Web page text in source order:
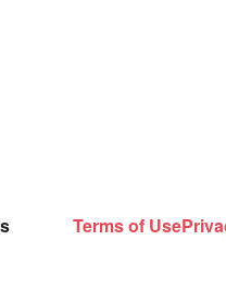
Terms of Use